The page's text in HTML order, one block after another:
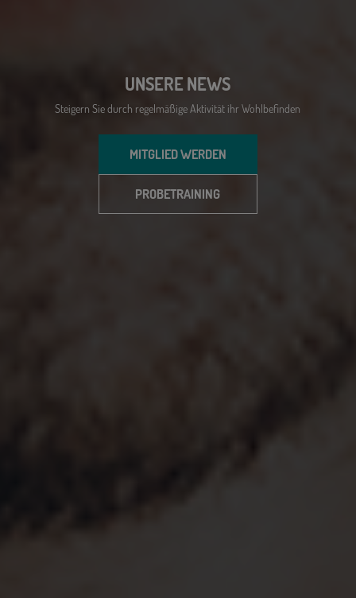
UNSERE NEWS
Steigern Sie durch regelmäßige Aktivität ihr Wohlbefinden
MITGLIED WERDEN
PROBETRAINING